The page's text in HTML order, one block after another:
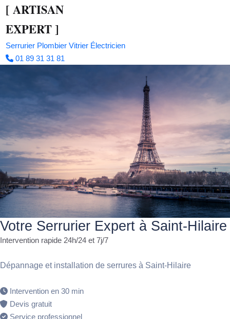
[ ARTISAN
EXPERT]
Serrurier Plombier Vitrier Électricien
01 89 31 31 81
Votre Serrurier Expert à Saint-Hilaire
Intervention rapide 24h/24 et 7j/7
Dépannage et installation de serrures à Saint-Hilaire
Intervention en 30 min
Devis gratuit
Service professionnel